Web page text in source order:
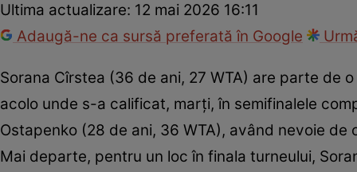
Ultima actualizare: 12 mai 2026 16:11
Adaugă-ne ca sursă preferată în Google
Sorana Cîrstea (36 de ani, 27 WTA) are parte de
acolo unde s-a calificat, marți, în semifinalele
Ostapenko (28 de ani, 36 WTA), având nevoie
Mai departe, pentru un loc în finala turneului,